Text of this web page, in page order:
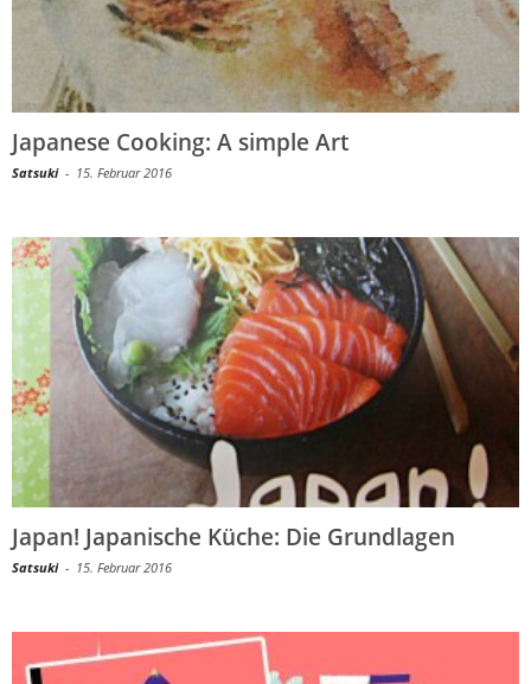
Japanese Cooking: A simple Art
Satsuki - 15. Februar 2016
Japan! Japanische Küche: Die Grundlagen
Satsuki - 15. Februar 2016